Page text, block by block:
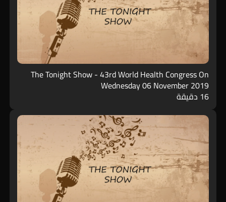
The Tonight Show - 43rd World Health Congress On
Wednesday 06 November 2019
16 دقيقة